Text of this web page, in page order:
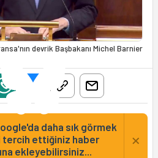
devrik Başbakanı Michel Barnier
daha sık görmek
tercih ettiğiniz haber
ekleyebilirsiniz...
×